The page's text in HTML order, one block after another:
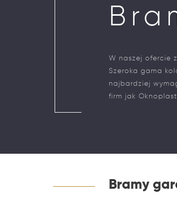
W naszej ofercie
Szeroka gama
najbardziej
firm jak
Bramy